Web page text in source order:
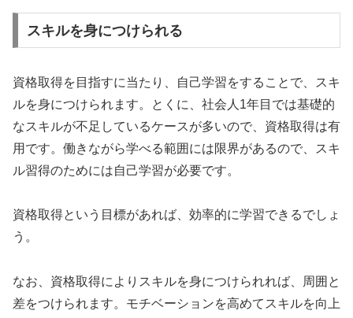
スキルを身につけられる
資格取得を目指すに当たり、自己学習をすることで、スキ
ルを身につけられます。とくに、社会人1年目では基礎的
なスキルが不足しているケースが多いので、資格取得は有
用です。働きながら学べる範囲には限界があるので、スキ
ル習得のためには自己学習が必要です。
資格取得という目標があれば、効率的に学習できるでしょ
う。
なお、資格取得によりスキルを身につけられれば、周囲と
差をつけられます。モチベーションを高めてスキルを向上